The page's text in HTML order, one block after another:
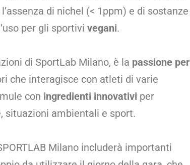
di nichel (< 1ppm) e di sostanze
per gli sportivi vegani.
di SportLab Milano, è la passione per
che interagisce con atleti di varie
con ingredienti innovativi per
situazioni ambientali e sport.
Milano includerà importanti